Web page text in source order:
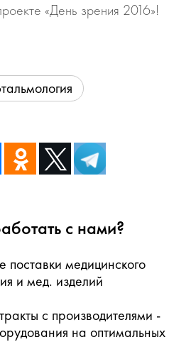
«День зрения 2016»!
с нами?
поставки медицинского
и мед. изделий
с производителями -
на оптимальных